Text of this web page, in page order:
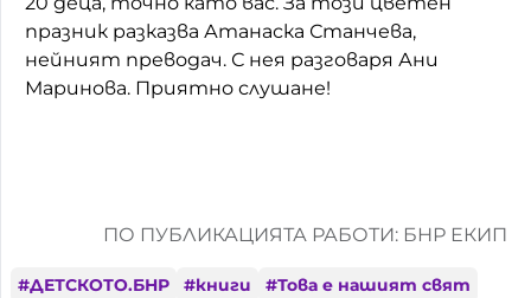
празник разказва Атанаска Станчева,
нейният преводач. С нея разговаря Ани
Маринова. Приятно слушане!
ПО ПУБЛИКАЦИЯТА РАБОТИ: БНР ЕКИП
#ДЕТСКОТО.БНР #книги #Това е нашият свят